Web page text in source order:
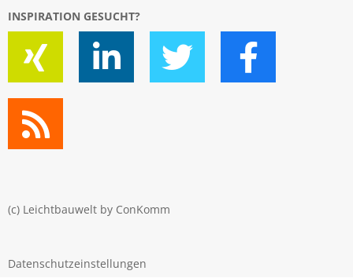
INSPIRATION GESUCHT?
(c) Leichtbauwelt by ConKomm
Datenschutzeinstellungen